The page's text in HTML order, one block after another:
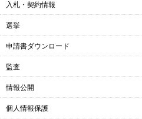
入札・契約情報
選挙
申請書ダウンロード
監査
情報公開
個人情報保護